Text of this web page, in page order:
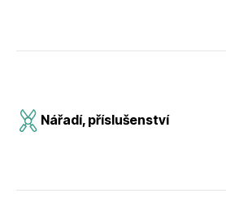
Nářadí, příslušenství